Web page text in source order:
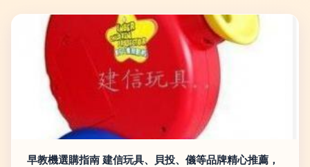
早教機選購指南 建信玩具、貝投、儀等品牌精心推薦，